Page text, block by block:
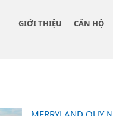
GIỚI THIỆU CĂN HỘ